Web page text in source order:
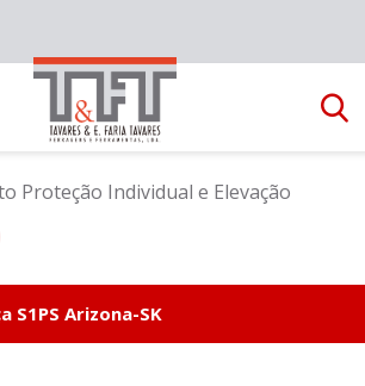
Proteção Individual e Elevação
S1PS Arizona-SK